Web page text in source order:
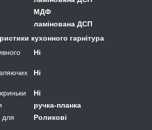
МДФ
ламінована ДСП
кухонного гарнітура
Ні
Ні
Ні
ручка-планка
для
Роликові